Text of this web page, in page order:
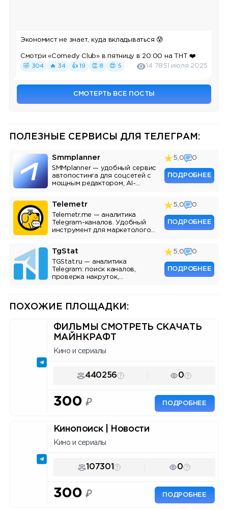
Экономист не знает, куда вкладываться 😰
Смотри «Comedy Club» в пятницу в 20:00 на ТНТ❤️
🤣 304
🔥 34 👍 19 👏 8 😍 5 14 7851 июля 2025
СМОТЕРТЬ ВСЕ ПОСТЫ
ПОЛЕЗНЫЕ СЕРВИСЫ ДЛЯ ТЕЛЕГРАМ:
Smmplanner
SMMplanner — удобный сервис
автопостинга для соцсетей с
мощным редактором, AI-
5,0 0
ПОДРОБНЕЕ
Telemetr
Telemetr.me — аналитика
Telegram-каналов. Удобный
инструмент для маркетологов,
5,0 0
ПОДРОБНЕЕ
TgStat
TGStat.ru — аналитика
Telegram: поиск каналов,
проверка накруток,
5,0 0
ПОДРОБНЕЕ
ПОХОЖИЕ ПЛОЩАДКИ:
ФИЛЬМЫ СМОТРЕТЬ СКАЧАТЬ
МАЙНКРАФТ
Кино и сериалы
440256 0
300 ₽ ПОДРОБНЕЕ
Кинопоиск | Новости
Кино и сериалы
107301 0
300 ₽ ПОДРОБНЕЕ